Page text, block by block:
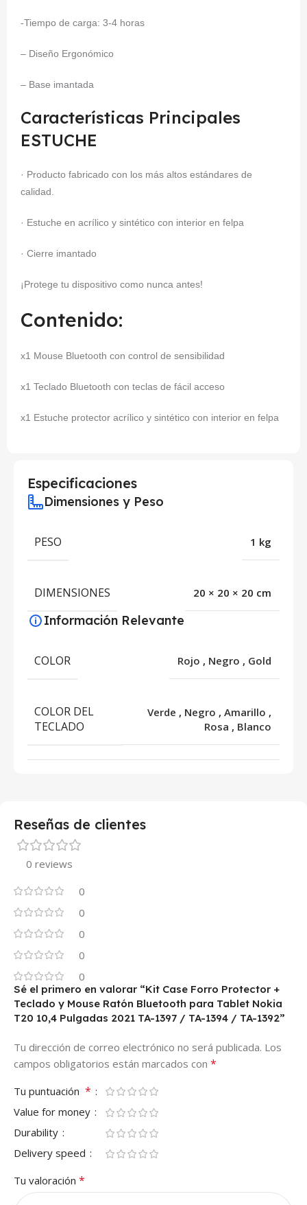
-Tiempo de carga: 3-4 horas
– Diseño Ergonómico
– Base imantada
Características Principales
ESTUCHE
· Producto fabricado con los más altos estándares de
calidad.
· Estuche en acrílico y sintético con interior en felpa
· Cierre imantado
¡Protege tu dispositivo como nunca antes!
Contenido:
x1 Mouse Bluetooth con control de sensibilidad
x1 Teclado Bluetooth con teclas de fácil acceso
x1 Estuche protector acrílico y sintético con interior en felpa
Especificaciones
Dimensiones y Peso
PESO 1 kg
DIMENSIONES 20 × 20 × 20 cm
Información Relevante
COLOR Rojo , Negro , Gold
COLOR DEL
TECLADO
Verde , Negro , Amarillo ,
Rosa , Blanco
Reseñas de clientes
0 reviews
0
0
0
0
0
Sé el primero en valorar “Kit Case Forro Protector +
Teclado y Mouse Ratón Bluetooth para Tablet Nokia
T20 10,4 Pulgadas 2021 TA-1397 / TA-1394 / TA-1392”
Tu dirección de correo electrónico no será publicada. Los
campos obligatorios están marcados con *
Tu puntuación *
Value for money
Durability
Delivery speed
Tu valoración *